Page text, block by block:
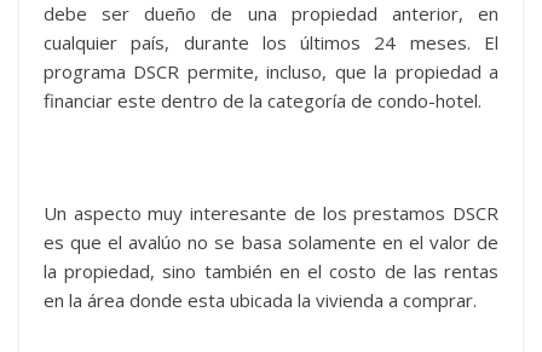
debe ser dueño de una propiedad anterior, en
cualquier país, durante los últimos 24 meses. El
programa DSCR permite, incluso, que la propiedad a
financiar este dentro de la categoría de condo-hotel.
Un aspecto muy interesante de los prestamos DSCR
es que el avalúo no se basa solamente en el valor de
la propiedad, sino también en el costo de las rentas
en la área donde esta ubicada la vivienda a comprar.